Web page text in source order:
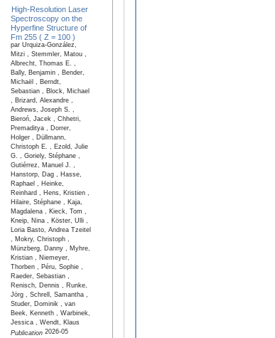
High-Resolution Laser
Spectroscopy on the
Hyperfine Structure of
Fm 255 ( Z = 100 )
par Urquiza-González,
Mitzi , Stemmler, Matou ,
Albrecht, Thomas E. ,
Bally, Benjamin , Bender,
Michaël , Berndt,
Sebastian , Block, Michael
, Brizard, Alexandre ,
Andrews, Joseph S. ,
Bieroń, Jacek , Chhetri,
Premaditya , Dorrer,
Holger , Düllmann,
Christoph E. , Ezold, Julie
G. , Goriely, Stéphane ,
Gutiérrez, Manuel J. ,
Hanstorp, Dag , Hasse,
Raphael , Heinke,
Reinhard , Hens, Kristien ,
Hilaire, Stéphane , Kaja,
Magdalena , Kieck, Tom ,
Kneip, Nina , Köster, Ulli ,
Loria Basto, Andrea Tzeitel
, Mokry, Christoph ,
Münzberg, Danny , Myhre,
Kristian , Niemeyer,
Thorben , Péru, Sophie ,
Raeder, Sebastian ,
Renisch, Dennis , Runke,
Jörg , Schrell, Samantha ,
Studer, Dominik , van
Beek, Kenneth , Warbinek,
Jessica , Wendt, Klaus
Publication2026-05